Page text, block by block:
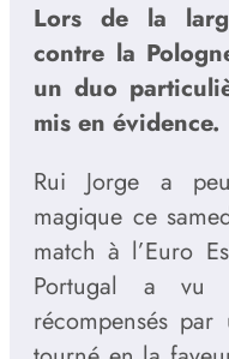
Lors de la
contre la
un duo
mis en évidence.
Rui Jorge a
magique ce
match à l’Euro
Portugal a vu
récompensés